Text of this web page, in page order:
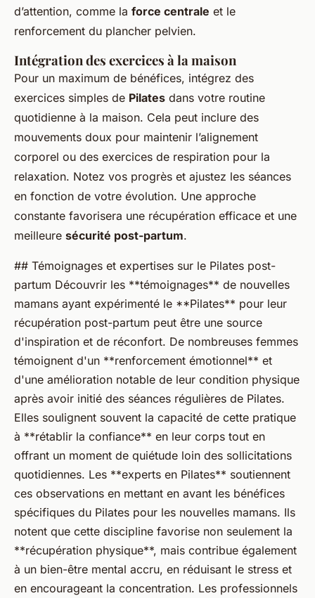
d’attention, comme la force centrale et le
renforcement du plancher pelvien.
Intégration des exercices à la maison
Pour un maximum de bénéfices, intégrez des
exercices simples de Pilates dans votre routine
quotidienne à la maison. Cela peut inclure des
mouvements doux pour maintenir l’alignement
corporel ou des exercices de respiration pour la
relaxation. Notez vos progrès et ajustez les séances
en fonction de votre évolution. Une approche
constante favorisera une récupération efficace et une
meilleure sécurité post-partum.
## Témoignages et expertises sur le Pilates post-
partum Découvrir les **témoignages** de nouvelles
mamans ayant expérimenté le **Pilates** pour leur
récupération post-partum peut être une source
d'inspiration et de réconfort. De nombreuses femmes
témoignent d'un **renforcement émotionnel** et
d'une amélioration notable de leur condition physique
après avoir initié des séances régulières de Pilates.
Elles soulignent souvent la capacité de cette pratique
à **rétablir la confiance** en leur corps tout en
offrant un moment de quiétude loin des sollicitations
quotidiennes. Les **experts en Pilates** soutiennent
ces observations en mettant en avant les bénéfices
spécifiques du Pilates pour les nouvelles mamans. Ils
notent que cette discipline favorise non seulement la
**récupération physique**, mais contribue également
à un bien-être mental accru, en réduisant le stress et
en encourageant la concentration. Les professionnels